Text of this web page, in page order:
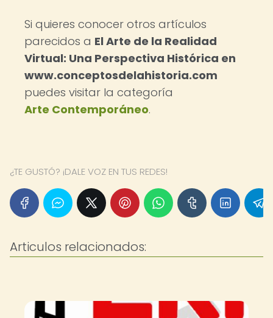
Si quieres conocer otros artículos
parecidos a El Arte de la Realidad
Virtual: Una Perspectiva Histórica en
www.conceptosdelahistoria.com
puedes visitar la categoría
Arte Contemporáneo.
¿TE GUSTÓ? ¡DALE VOZ EN TUS REDES!
Articulos relacionados: